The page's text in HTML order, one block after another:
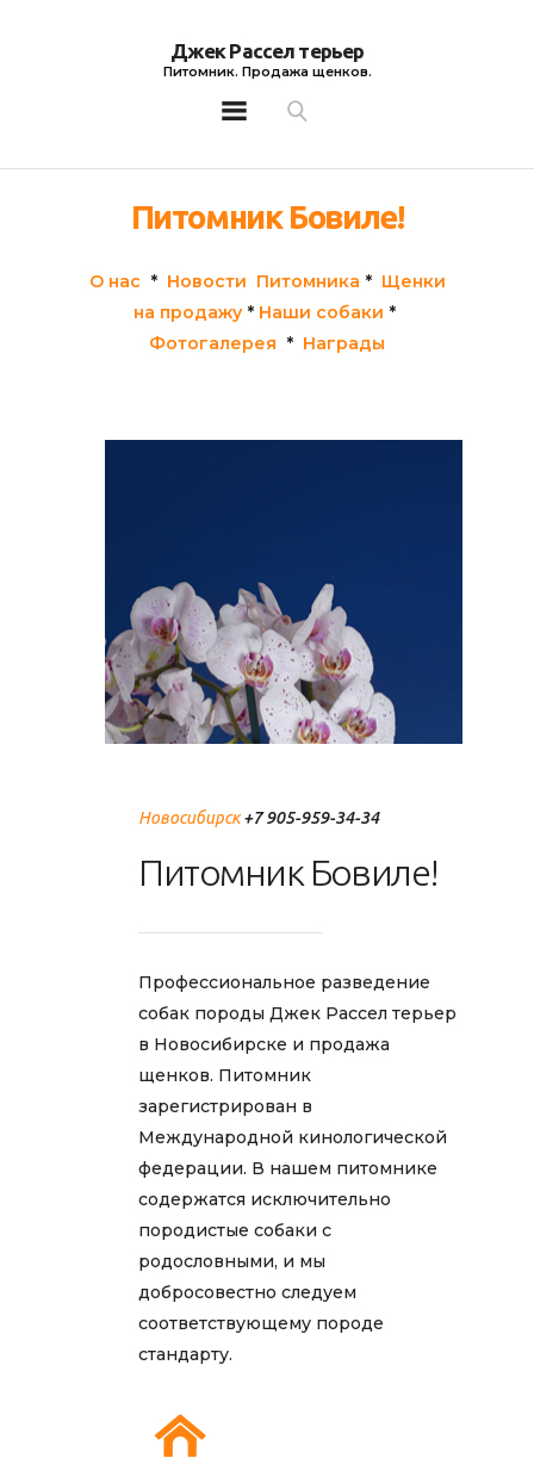
Джек Рассел терьер
Питомник. Продажа щенков.
Питомник Бовиле!
Джек Рассел терьер
Питомник. Продажа щенков.
О нас* Новости Питомника * Щенки
на продажу* Наши собаки *
Фотогалерея * Награды
Новосибирск+7 905-959-34-34
Питомник Бовиле!
Профессиональное разведение
собак породы Джек Рассел терьер
в Новосибирске и продажа
щенков. Питомник
зарегистрирован в
Международной кинологической
федерации. В нашем питомнике
содержатся исключительно
породистые собаки с
родословными, и мы
добросовестно следуем
соответствующему породе
стандарту.